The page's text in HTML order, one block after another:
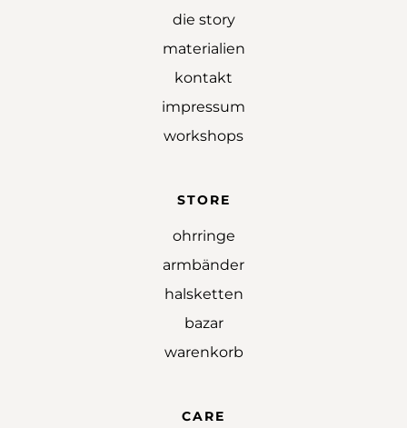
die story
materialien
kontakt
impressum
workshops
STORE
ohrringe
armbänder
halsketten
bazar
warenkorb
CARE